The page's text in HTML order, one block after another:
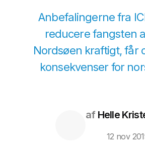
Anbefalingerne fra
reducere fangsten
Nordsøen kraftigt, får
konsekvenser for
afHelle
12 nov